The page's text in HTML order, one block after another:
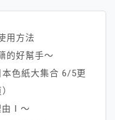
用方法
的好幫手～
色紙大集合 6/5更
由Ⅰ～